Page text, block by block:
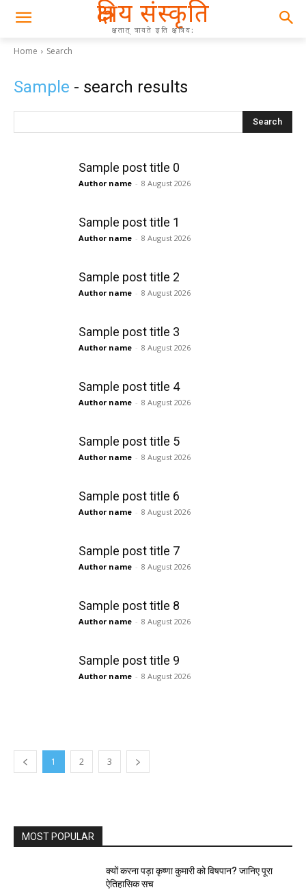
क्षत्रिय संस्कृति
क्षतात् त्रायते इति क्षत्रिय:
Home Search
Sample - search results
Search
Sample post title 0
Author name - 8 August 2026
Sample post title 1
Author name - 8 August 2026
Sample post title 2
Author name - 8 August 2026
Sample post title 3
Author name - 8 August 2026
Sample post title 4
Author name - 8 August 2026
Sample post title 5
Author name - 8 August 2026
Sample post title 6
Author name - 8 August 2026
Sample post title 7
Author name - 8 August 2026
Sample post title 8
Author name - 8 August 2026
Sample post title 9
Author name - 8 August 2026
1 2 3
MOST POPULAR
क्यों करना पड़ा कृष्णा कुमारी को विषपान? जानिए पूरा
ऐतिहासिक सच